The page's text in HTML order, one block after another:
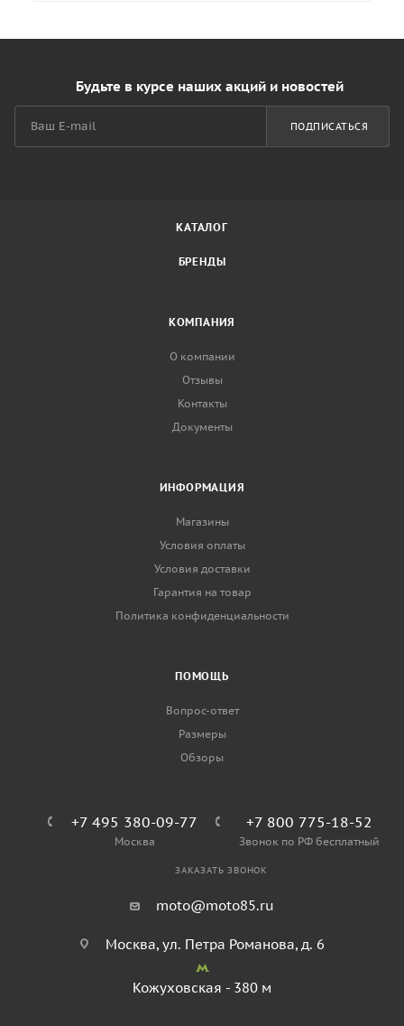
Будьте в курсе наших акций и новостей
ПОДПИСАТЬСЯ
КАТАЛОГ
БРЕНДЫ
КОМПАНИЯ
О компании
Отзывы
Контакты
Документы
ИНФОРМАЦИЯ
Магазины
Условия оплаты
Условия доставки
Гарантия на товар
Политика конфиденциальности
ПОМОЩЬ
Вопрос-ответ
Размеры
Обзоры
+7 495 380-09-77
Москва
+7 800 775-18-52
Звонок по РФ бесплатный
ЗАКАЗАТЬ ЗВОНОК
moto@moto85.ru
Москва, ул. Петра Романова, д. 6
Кожуховская - 380 м